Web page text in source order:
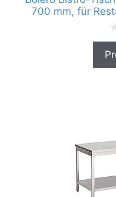
700 mm, für
0
o